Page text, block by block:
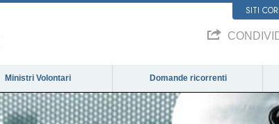
SITI
Ministri Volontari Domande ricorrenti